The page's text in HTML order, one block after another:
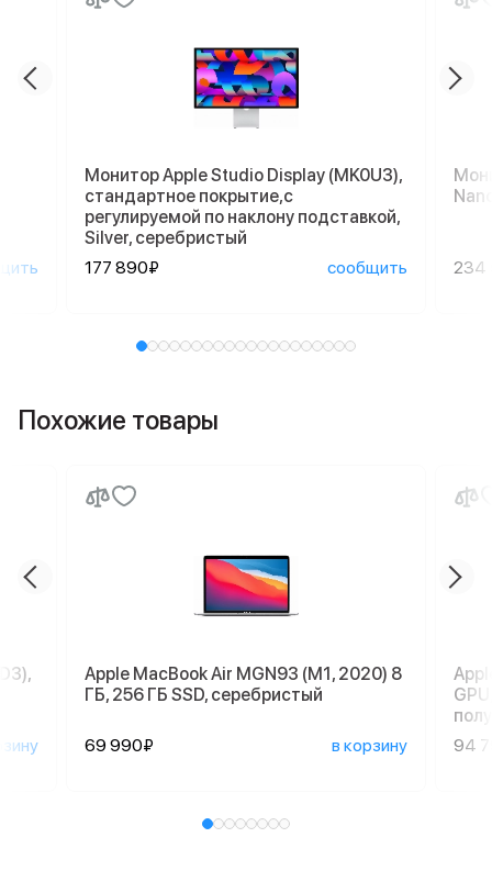
Монитор Apple Studio Display (MK0U3),
стандартное покрытие,с
регулируемой по наклону подставкой,
Silver, серебристый
177 890₽
сообщить 234
Похожие товары
Apple MacBook Air MGN93 (M1, 2020) 8
ГБ, 256 ГБ SSD, серебристый
69 990₽ в корзину
94